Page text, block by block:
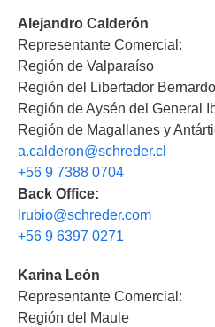
Alejandro Calderón
Representante Comercial:
Región de Valparaíso
Región del Libertador
Región de Aysén del General
Región de Magallanes y
a.calderon@schreder.cl
+56 9 7388 0704
Back Office:
lrubio@schreder.com
+56 9 6397 0271
Karina León
Representante Comercial:
Región del Maule